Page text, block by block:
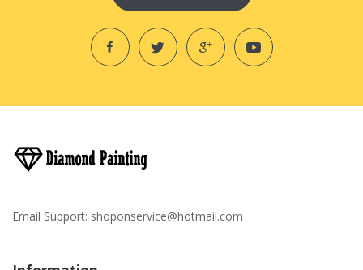
Email Support: shoponservice@hotmail.com